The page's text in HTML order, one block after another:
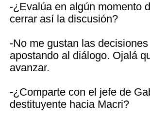
-¿Evalúa en algún momento
cerrar así la discusión?
-No me gustan las
apostando al diálogo. Ojalá
avanzar.
-¿Comparte con el jefe de
destituyente hacia Macri?